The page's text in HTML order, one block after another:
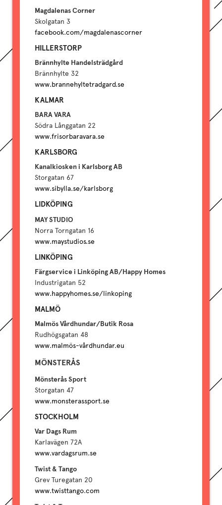
Magdalenas Corner
Skolgatan 3
facebook.com/magdalenascorner
HILLERSTORP
Brännhylte Handelsträdgård
Brännhylte 32
www.brannehyltetradgard.se
KALMAR
BARA VARA
Södra Långgatan 22
www.frisorbaravara.se
KARLSBORG
Kanalkiosken i Karlsborg AB
Storgatan 67
www.sibylla.se/karlsborg
LIDKÖPING
MAY STUDIO
Norra Torngatan 16
www.maystudios.se
LINKÖPING
Färgservice i Linköping AB/Happy Homes
Industrigatan 52
www.happyhomes.se/linkoping
MALMÖ
Malmös Vårdhundar/Butik Rosa
Rudhögsgatan 48
www.malmös-vårdhundar.eu
MÖNSTERÅS
Mönsterås Sport
Storgatan 47
www.monsterassport.se
STOCKHOLM
Var Dags Rum
Karlavägen 72A
www.vardagsrum.se
Twist & Tango
Grev Turegatan 20
www.twisttango.com